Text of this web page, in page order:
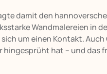
damit den
Wandmalereien in
um einen Kontakt. Auch
hingesprüht hat – und das